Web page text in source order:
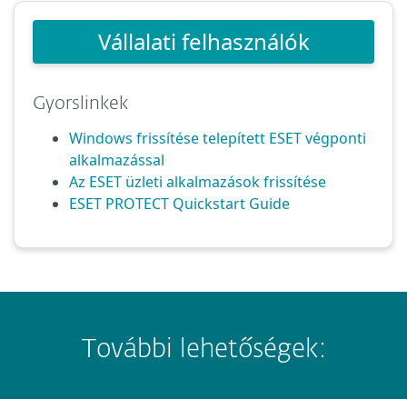
Vállalati felhasználók
Gyorslinkek
Windows frissítése telepített ESET végponti
alkalmazással
Az ESET üzleti alkalmazások frissítése
ESET PROTECT Quickstart Guide
További lehetőségek: